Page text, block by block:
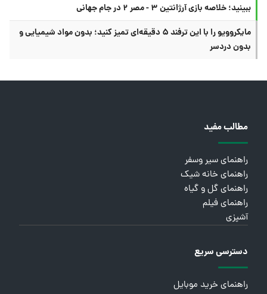
ببینید؛ خلاصه بازی آرژانتین ۳ - مصر ۲ در جام جهانی
مایکروویو را با این ترفند ۵ دقیقه‌ای تمیز کنید؛ بدون مواد شیمیایی و
بدون دردسر
مطالب مفید
راهنمای سیر وسفر
راهنمای خانه شیک
راهنمای گل و گیاه
راهنمای فیلم
آشپزی
دسترسی سریع
راهنمای خرید موبایل